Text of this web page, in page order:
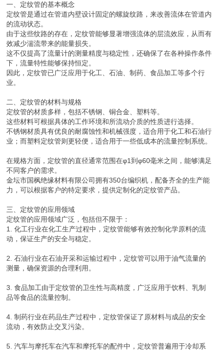
一、定纹管的基本概念
定纹管是通过在管道内壁设计固定的螺旋纹路，来改善流体在管道内
的流动状态。
由于这些纹路的存在，定纹管能够显著增强流体的层流效应，从而有
效减少湍流带来的能量损失。
这不仅提高了流量计的测量精度与稳定性，还确保了在各种操作条件
下，流量特性能够保持恒定。
因此，定纹管已广泛应用于化工、石油、制药、食品加工等多个行
业。
二、定纹管的材料与规格
定纹管的材质多样，包括不锈钢、铜合金、塑料等。
这些材料可根据具体的工作环境和所流动介质的性质进行选择。
不锈钢材质具有优良的耐腐蚀性和机械强度，适合用于化工和石油行
业；而塑料定纹管则更轻便，适合用于一些低成本的流量控制系统。
在规格方面，定纹管的直径通常范围在φ1到φ60毫米之间，能够满足
不同客户的需求。
金坛市国枫绝缘材料有限公司拥有350台编织机，配备齐全的生产能
力，可以根据客户的特定要求，提供定制化的定纹管产品。
三、定纹管的应用领域
定纹管的应用领域广泛，包括但不限于：
1. 化工行业在化工生产过程中，定纹管能够有效控制化学原料的流
动，保证生产的安全与稳定。
2. 石油行业在石油开采和运输过程中，定纹管可以用于油气流量的
测量，确保资源的合理利用。
3. 食品加工由于定纹管的卫生性与高精度，广泛应用于饮料、乳制
品等食品的流量控制。
4. 制药行业在药品生产过程中，定纹管保证了原材料与成品的安全
流动，有效防止交叉污染。
5. 汽车与摩托车在汽车和摩托车的配件中，定纹管普遍用于冷却系